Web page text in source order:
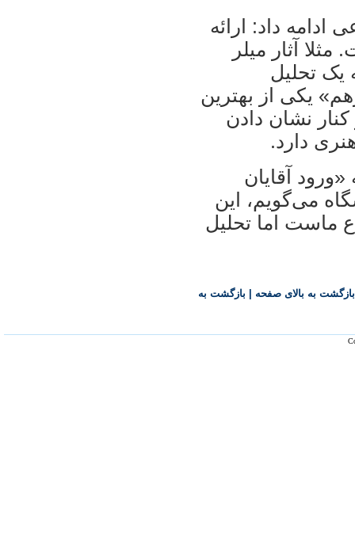
ادامه داد: ارائه
آثار ميلر
تحليل
يکی از بهترين
نشان دادن
دارد.
آقايان
می‌گويم، اين
ماست اما تحليل
بازگشت به بالای صفحه بازگشت به